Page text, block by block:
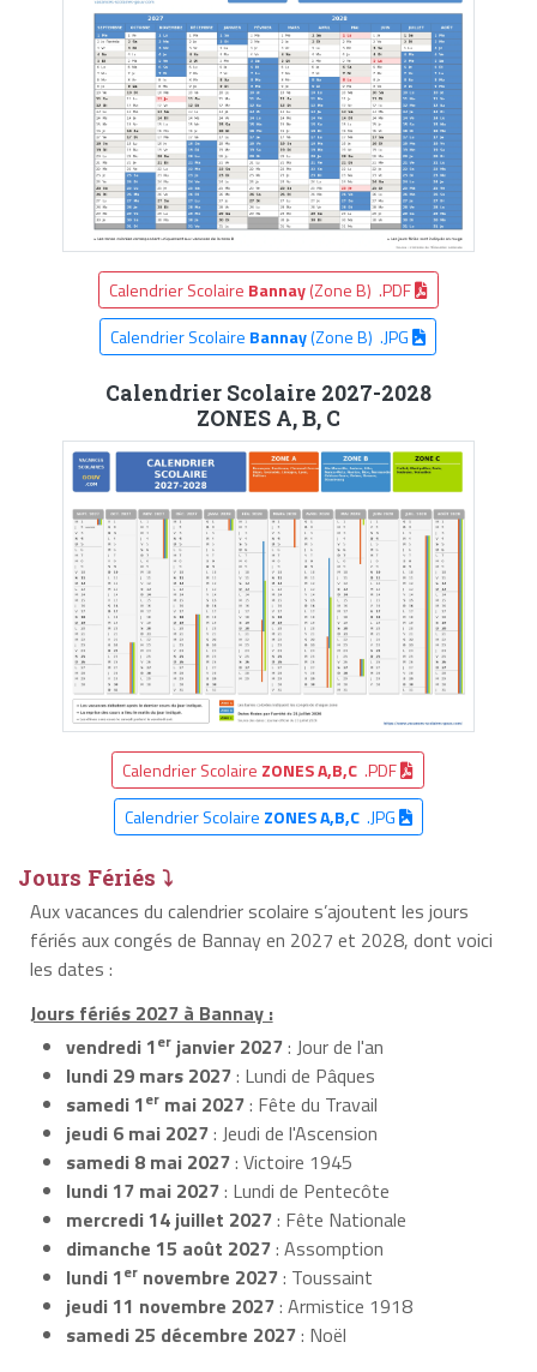
Calendrier Scolaire Bannay(Zone B) .PDF
Calendrier Scolaire Bannay(Zone B) .JPG
Calendrier Scolaire 2027-2028
ZONES A, B, C
Calendrier Scolaire ZONES A,B,C .PDF
Calendrier Scolaire ZONES A,B,C.JPG
Jours Fériés ⤵
Aux vacances du calendrier scolaire s’ajoutent les jours
fériés aux congés de Bannay en 2027 et 2028, dont voici
les dates :
Jours fériés 2027 à Bannay :
vendredi 1er janvier 2027: Jour de l'an
lundi 29 mars 2027: Lundi de Pâques
samedi 1er mai 2027: Fête du Travail
jeudi 6 mai 2027: Jeudi de l'Ascension
samedi 8 mai 2027: Victoire 1945
lundi 17 mai 2027: Lundi de Pentecôte
mercredi 14 juillet 2027: Fête Nationale
dimanche 15 août 2027: Assomption
lundi 1er novembre 2027: Toussaint
jeudi 11 novembre 2027: Armistice 1918
samedi 25 décembre 2027: Noël